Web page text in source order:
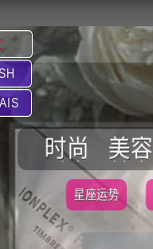
时尚 美容
星座运势